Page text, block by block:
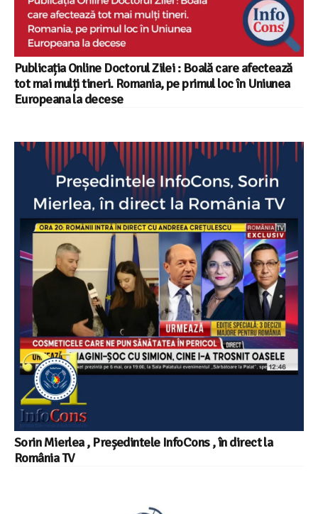
Publicația Online Doctorul Zilei : Boală care afectează
tot mai mulți tineri. Romania, pe primul loc în Uniunea
Europeana la decese
Sorin Mierlea , Președintele InfoCons , în direct la
România TV